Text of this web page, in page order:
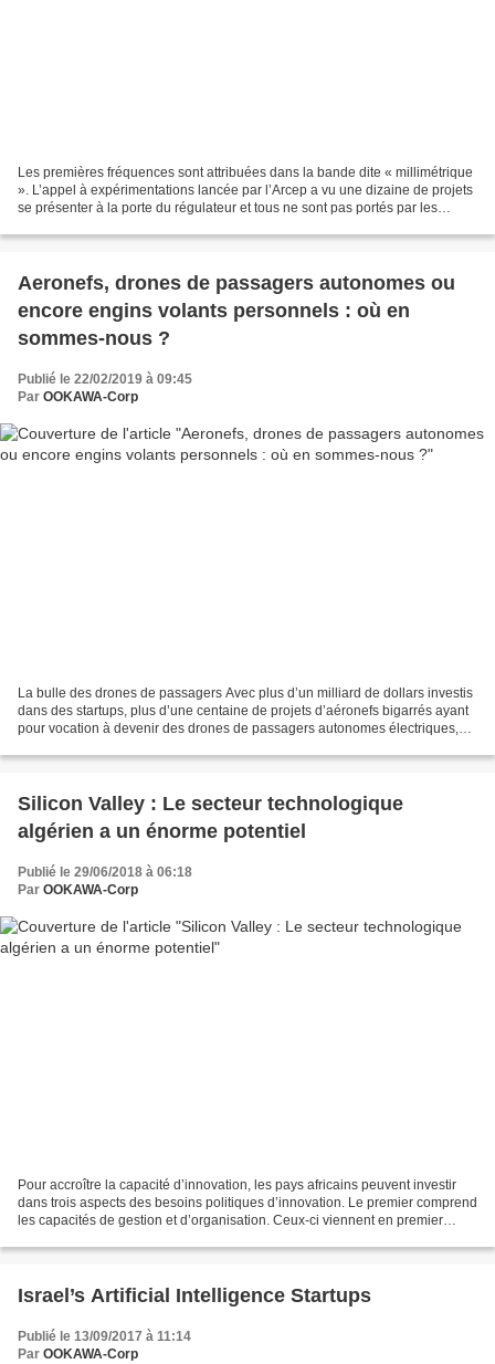
Les premières fréquences sont attribuées dans la bande dite « millimétrique
». L’appel à expérimentations lancée par l’Arcep a vu une dizaine de projets
se présenter à la porte du régulateur et tous ne sont pas portés par les
Aeronefs, drones de passagers autonomes ou
encore engins volants personnels : où en
sommes-nous ?
Publié le 22/02/2019 à 09:45
Par OOKAWA-Corp
La bulle des drones de passagers Avec plus d’un milliard de dollars investis
dans des startups, plus d’une centaine de projets d’aéronefs bigarrés ayant
pour vocation à devenir des drones de passagers autonomes électriques,
Silicon Valley : Le secteur technologique
algérien a un énorme potentiel
Publié le 29/06/2018 à 06:18
Par OOKAWA-Corp
Pour accroître la capacité d’innovation, les pays africains peuvent investir
dans trois aspects des besoins politiques d’innovation. Le premier comprend
les capacités de gestion et d’organisation. Ceux-ci viennent en premier
Israel’s Artificial Intelligence Startups
Publié le 13/09/2017 à 11:14
Par OOKAWA-Corp